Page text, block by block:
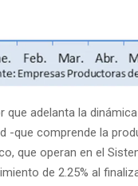
que adelanta la
-que comprende la
que operan en el
de 2.25% al